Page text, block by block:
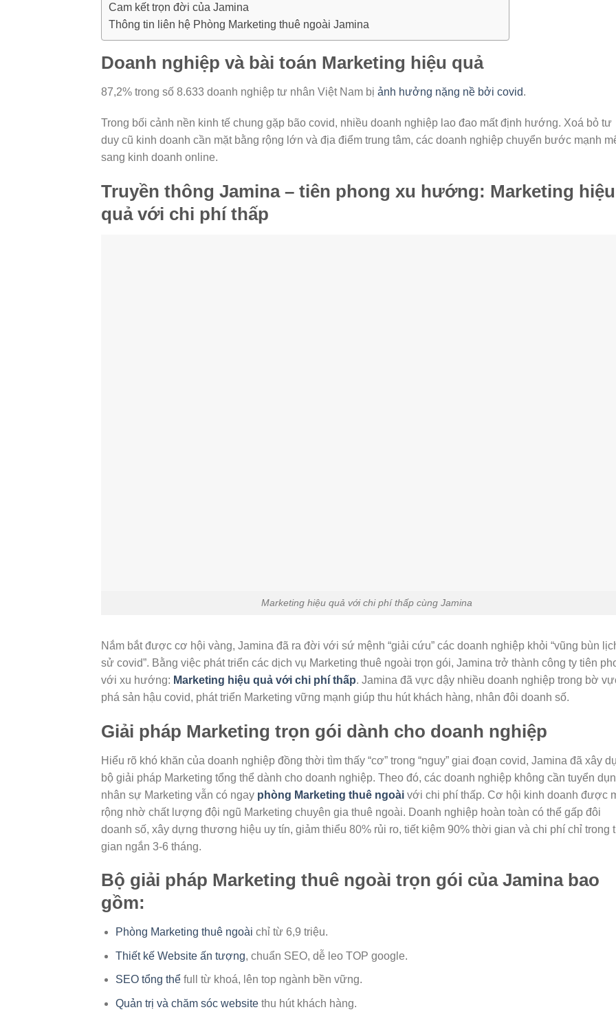
Cam kết trọn đời của Jamina
Thông tin liên hệ Phòng Marketing thuê ngoài Jamina
Doanh nghiệp và bài toán Marketing hiệu quả
87,2% trong số 8.633 doanh nghiệp tư nhân Việt Nam bị ảnh hưởng nặng nề bởi covid.
Trong bối cảnh nền kinh tế chung gặp bão covid, nhiều doanh nghiệp lao đao mất định hướng. Xoá bỏ tư
duy cũ kinh doanh cần mặt bằng rộng lớn và địa điểm trung tâm, các doanh nghiệp chuyển bước mạnh
sang kinh doanh online.
Truyền thông Jamina – tiên phong xu hướng: Marketing hiệu
quả với chi phí thấp
Marketing hiệu quả với chi phí thấp cùng Jamina
Nắm bắt được cơ hội vàng, Jamina đã ra đời với sứ mệnh “giải cứu” các doanh nghiệp khỏi “vũng bùn
sử covid”. Bằng việc phát triển các dịch vụ Marketing thuê ngoài trọn gói, Jamina trở thành công ty tiên
với xu hướng: Marketing hiệu quả với chi phí thấp. Jamina đã vực dậy nhiều doanh nghiệp trong bờ
phá sản hậu covid, phát triển Marketing vững mạnh giúp thu hút khách hàng, nhân đôi doanh số.
Giải pháp Marketing trọn gói dành cho doanh nghiệp
Hiểu rõ khó khăn của doanh nghiệp đồng thời tìm thấy “cơ” trong “nguy” giai đoạn covid, Jamina đã xây
bộ giải pháp Marketing tổng thể dành cho doanh nghiệp. Theo đó, các doanh nghiệp không cần tuyển
nhân sự Marketing vẫn có ngay phòng Marketing thuê ngoài với chi phí thấp. Cơ hội kinh doanh được
rộng nhờ chất lượng đội ngũ Marketing chuyên gia thuê ngoài. Doanh nghiệp hoàn toàn có thể gấp đôi
doanh số, xây dựng thương hiệu uy tín, giảm thiểu 80% rủi ro, tiết kiệm 90% thời gian và chi phí chỉ trong
gian ngắn 3-6 tháng.
Bộ giải pháp Marketing thuê ngoài trọn gói của Jamina bao
gồm:
Phòng Marketing thuê ngoài chỉ từ 6,9 triệu.
Thiết kế Website ấn tượng, chuẩn SEO, dễ leo TOP google.
SEO tổng thểfull từ khoá, lên top ngành bền vững.
Quản trị và chăm sóc websitethu hút khách hàng.